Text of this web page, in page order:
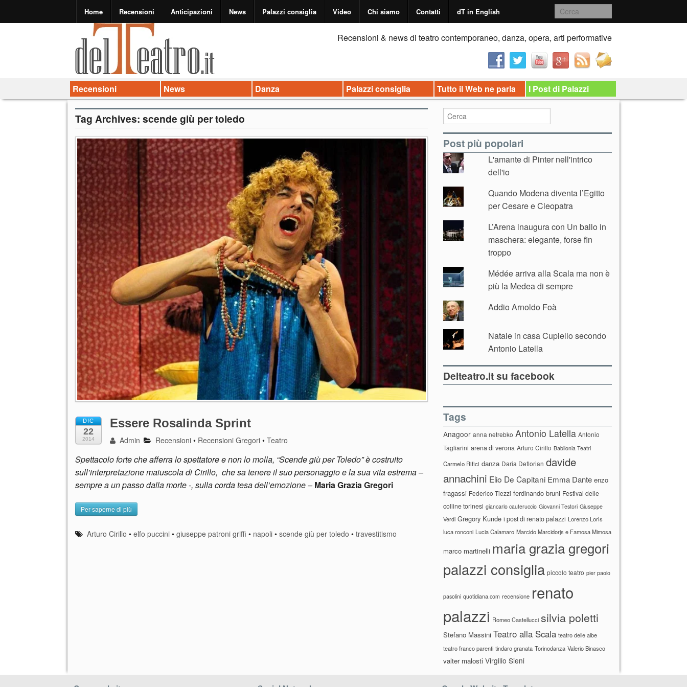
Home Recensioni Anticipazioni News Palazzi consiglia Video Chi siamo Contatti dT in English
Recensioni & news di teatro contemporaneo, danza, opera, arti performative
Recensioni News Danza Palazzi consiglia Tutto il Web ne parla I Post di Palazzi
Tag Archives: scende giù per toledo
DIC
22
2014
Essere Rosalinda Sprint
Admin Recensioni • Recensioni Gregori •Teatro
Spettacolo forte che afferra lo spettatore e non lo molla, “Scende giù per Toledo” è costruito
sull’interpretazione maiuscola di Cirillo, che sa tenere il suo personaggio e la sua vita estrema –
sempre a un passo dalla morte -, sulla corda tesa dell’emozione –Maria Grazia Gregori
Per saperne di più
Arturo Cirillo •elfo puccini •giuseppe patroni griffi • napoli •scende giù per toledo •travestitismo
Post più popolari
L'amante di Pinter nell'intrico
dell'io
Quando Modena diventa l’Egitto
per Cesare e Cleopatra
L’Arena inaugura con Un ballo in
maschera: elegante, forse fin
troppo
Médée arriva alla Scala ma non è
più la Medea di sempre
Addio Arnoldo Foà
Natale in casa Cupiello secondo
Antonio Latella
Delteatro.it su facebook
Tags
Anagoor anna netrebko Antonio Latella Antonio
Tagliarini arena di verona Arturo Cirillo Babilonia Teatri
Carmelo Rifici danza Daria Deflorian davide
annachini Elio De Capitani Emma Dante enzo
fragassi Federico Tiezzi ferdinando bruni Festival delle
colline torinesi giancarlo cauteruccio Giovanni Testori Giuseppe
Verdi Gregory Kunde i post di renato palazzi Lorenzo Loris
luca ronconi Lucia Calamaro Marcido Marcidorjs e Famosa Mimosa
marco martinelli maria grazia gregori
palazzi consiglia piccolo teatro pier paolo
pasolini quotidiana.com recensione renato
palazzi Romeo Castellucci silvia poletti
Stefano Massini Teatro alla Scala teatro delle albe
teatro franco parenti tindaro granata Torinodanza Valerio Binasco
valter malosti Virgilio Sieni